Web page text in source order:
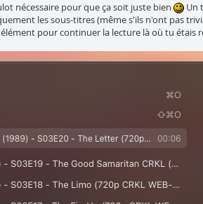
nécessaire pour que ça soit juste bien
Un
les sous-titres (même s'ils n'ont pas
pour continuer la lecture là où tu étais